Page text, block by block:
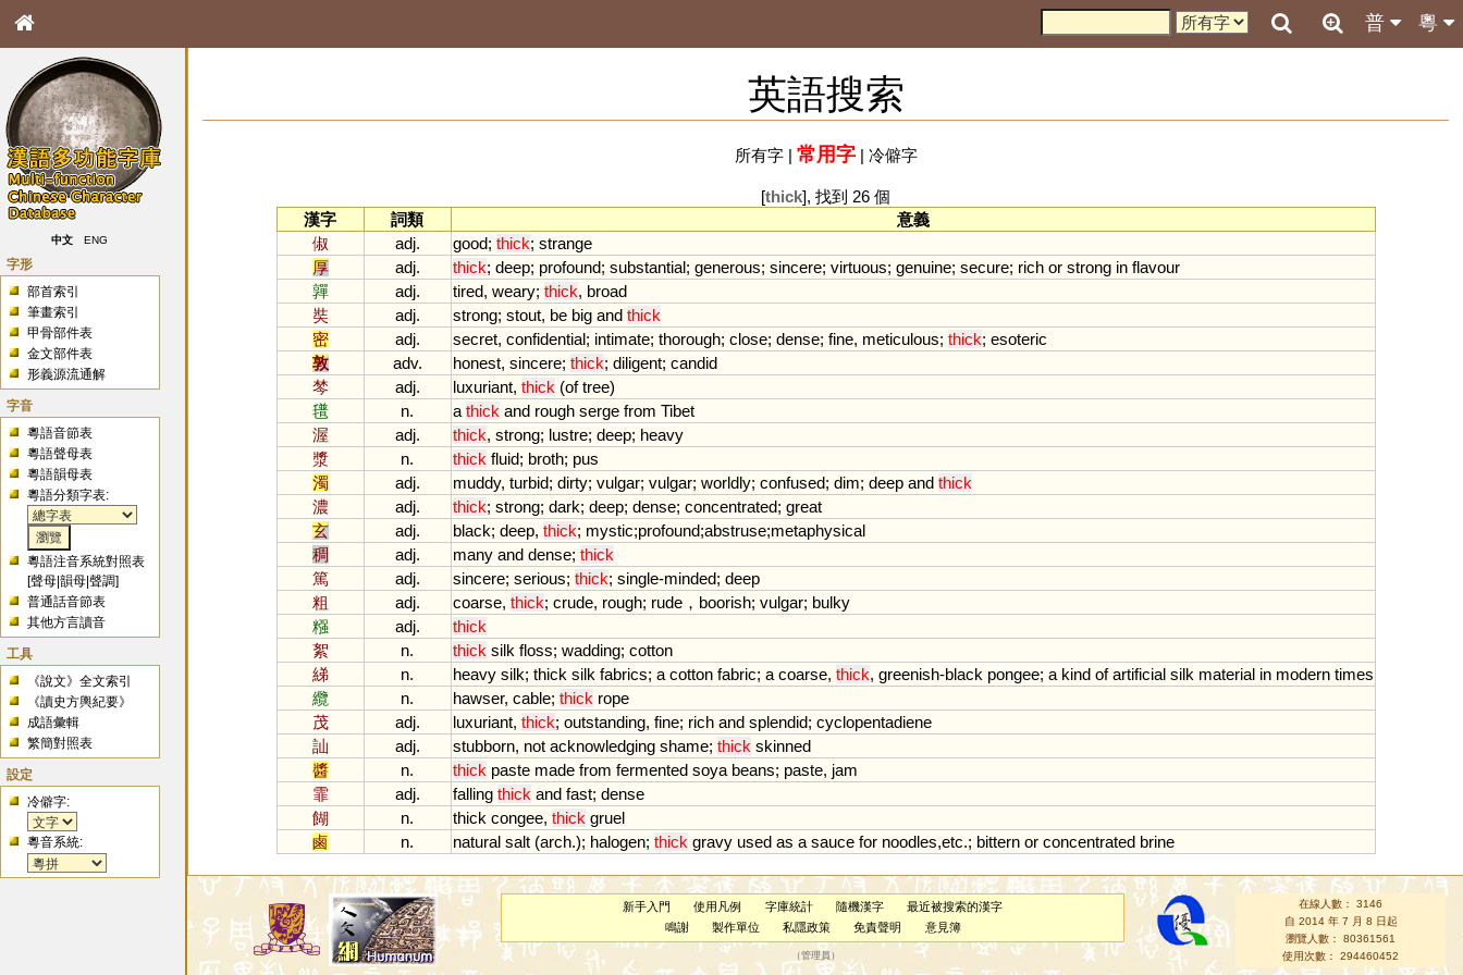
粵
普
中文 ENG
字形
部首索引
筆畫索引
甲骨部件表
金文部件表
形義源流通解
字音
粵語音節表
粵語聲母表
粵語韻母表
粵語分類字表:
粵語注音系統對照表
[聲母 |韻母 |聲調]
普通話音節表
其他方言讀音
工具
《說文》全文索引
《讀史方輿紀要》
成語彙輯
繁簡對照表
設定
冷僻字:
粵音系統:
英語搜索
所有字| 常用字| 冷僻字
[thick], 找到 26 個
漢字
詞類
意義
俶
adj. good; thick; strange
厚
adj. thick; deep; profound; substantial; generous; sincere; virtuous; genuine; secure; rich or strong in flavour
嚲
adj. tired, weary; thick, broad
奘
adj. strong; stout, be big and thick
密
adj. secret, confidential; intimate; thorough; close; dense; fine, meticulous; thick; esoteric
敦
adv. honest, sincere; thick; diligent; candid
棽
adj. luxuriant, thick (of tree)
氆
n. a thick and rough serge from Tibet
渥
adj. thick, strong; lustre; deep; heavy
漿
n. thick fluid; broth; pus
濁
adj. muddy, turbid; dirty; vulgar; vulgar; worldly; confused; dim; deep and thick
濃
adj. thick; strong; dark; deep; dense; concentrated; great
玄
adj. black; deep, thick; mystic;profound;abstruse;metaphysical
稠
adj. many and dense; thick
篤
adj. sincere; serious; thick; single-minded; deep
粗
adj. coarse, thick; crude, rough; rude， boorish; vulgar; bulky
糨
adj.
thick
絮
n. thick silk floss; wadding; cotton
綈
n. heavy silk; thick silk fabrics; a cotton fabric; a coarse, thick, greenish-black pongee; a kind of artificial silk material in modern times
纜
n. hawser, cable; thick rope
茂
adj. luxuriant, thick; outstanding, fine; rich and splendid; cyclopentadiene
訕
adj. stubborn, not acknowledging shame; thick skinned
醬
n. thick paste made from fermented soya beans; paste, jam
霏
adj. falling thick and fast; dense
餬
n. thick congee, thick gruel
鹵
n. natural salt(arch.); halogen; thick gravy used as a sauce for noodles,etc.; bittern or concentrated brine
新手入門 使用凡例 字庫統計 隨機漢字
最近被搜索的漢字
鳴謝
製作單位 私隱政策 免責聲明 意見簿
（管理員 ）
在線人數： 3146
自 2014 年 7 月 8 日起
瀏覽人數： 80361561
使用次數： 294460452